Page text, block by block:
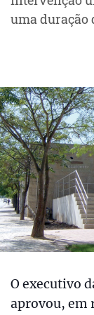
uma duração
O executivo
aprovou, em